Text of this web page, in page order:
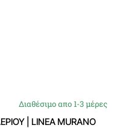
Διαθέσιμο απο 1-3 μέρες
| LINEA MURANO